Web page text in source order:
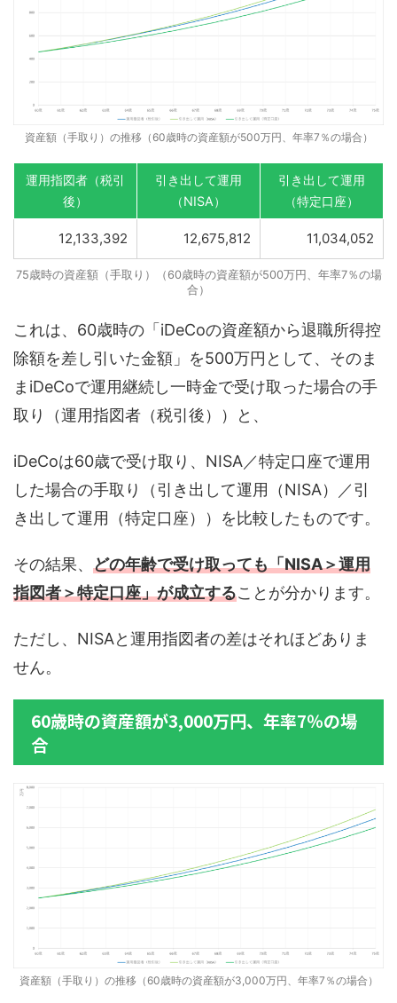
資産額（手取り）の推移（60歳時の資産額が500万円、年率7％の場合）
運用指図者（税引
後）
引き出して運用
（NISA）
引き出して運用
（特定口座）
12,133,392 12,675,812 11,034,052
75歳時の資産額（手取り）（60歳時の資産額が500万円、年率7％の場
合）
これは、60歳時の「iDeCoの資産額から退職所得控
除額を差し引いた金額」を500万円として、そのま
まiDeCoで運用継続し一時金で受け取った場合の手
取り（運用指図者（税引後））と、
iDeCoは60歳で受け取り、NISA／特定口座で運用
した場合の手取り（引き出して運用（NISA）／引
き出して運用（特定口座））を比較したものです。
その結果、 どの年齢で受け取っても「NISA＞運用
指図者＞特定口座」が成立することが分かります。
ただし、NISAと運用指図者の差はそれほどありま
せん。
60歳時の資産額が3,000万円、年率7％の場
合
資産額（手取り）の推移（60歳時の資産額が3,000万円、年率7％の場合）